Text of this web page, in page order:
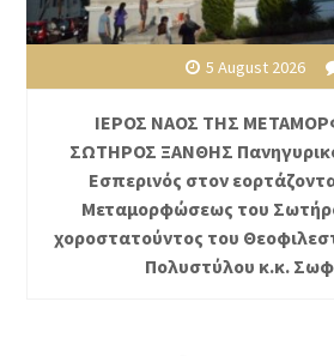
5 August 2026
ΙΕΡΟΣ ΝΑΟΣ ΤΗΣ
ΣΩΤΗΡΟΣ ΞΑΝΘΗΣ
Εσπερινός στον
Μεταμορφώσεως του
χοροστατούντος του
Πολυστύλου κ.κ.